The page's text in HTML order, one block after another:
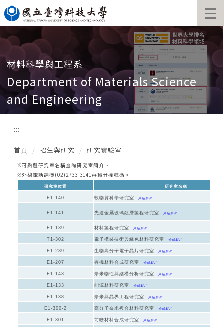
跳
到
主
要
內
容
區
材料科學與工程系
Department of Materials Science
and Engineering
:::
首頁 招生與研究 研究實驗室
※可點選研究室名稱查詢研究室簡介。
※外線電話請撥(02)2733-3141再轉分機號碼。
研究室位置 研究室名稱
E1-140 軟物質科學研究室 介紹影片
E1-141 先進金屬玻璃鍍層製程研究室 介紹影片
E1-139 材料製程研究室 介紹影片
T1-302 電子構裝技術與綠色材料研究室 介紹影片
E1-239 生物高分子電子晶片研究室 介紹影片
E1-207 有機材料合成研究室 介紹影片
E1-143 奈米物性與結構分析研究室 介紹影片
E1-133 能源材料研究室 介紹影片
E1-138 奈米與晶界工程研究室 介紹影片
E1-300-2 高分子奈米複合材料研究室 介紹影片
E1-301 前瞻材料合成研究室 介紹影片